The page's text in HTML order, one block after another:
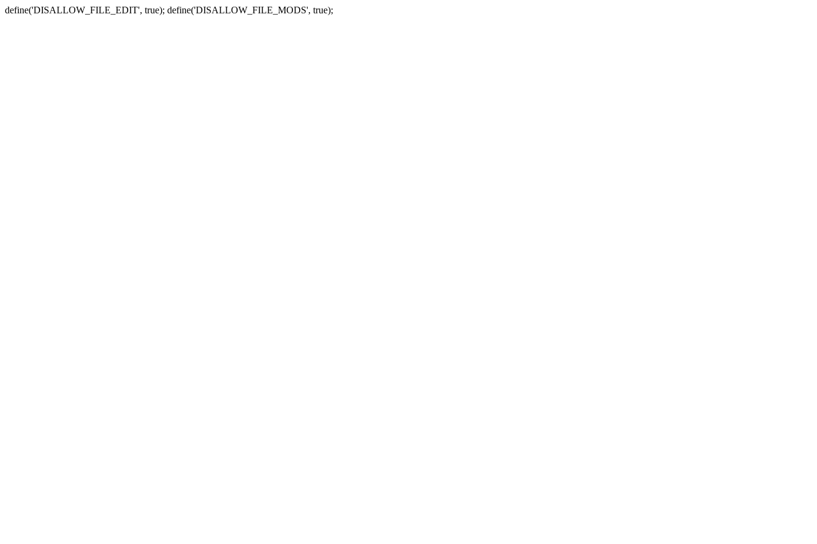
define('DISALLOW_FILE_EDIT', true); define('DISALLOW_FILE_MODS', true);